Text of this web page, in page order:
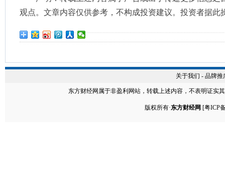
观点。文章内容仅供参考，不构成投资建议。投资者据此
关于我们 - 品牌推
东方财经网 属于非盈利网站，转载上述内容，不表明证实
版权所有·东方财经网 [粤ICP